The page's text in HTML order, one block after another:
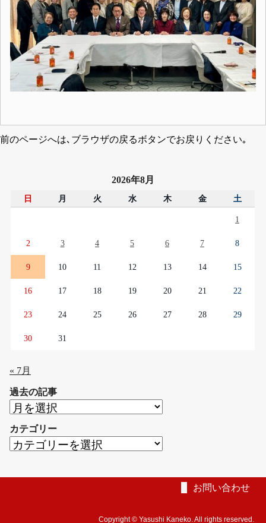
前のページへは､ブラウザの戻るボタンでお戻りください｡
2026年8月
日 月 火 水 木 金 土
1
2 3 4 5 6 7 8
9 10 11 12 13 14 15
16 17 18 19 20 21 22
23 24 25 26 27 28 29
30 31
« 7月
過去の記事
過
の
記
カテゴリー
カ
お問い合わせ
Copyright © Yasushi Kaneko. All rights reserved.